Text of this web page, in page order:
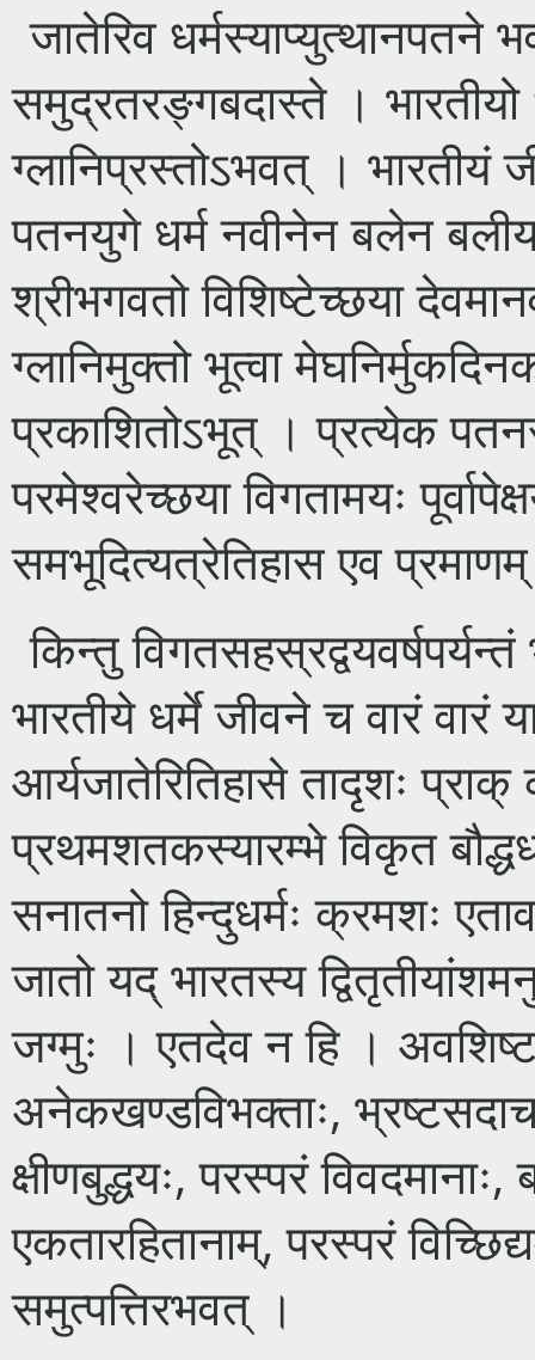
जातेरिव धर्मस्याप्युत्थानपतने
समुद्रतरङ्गबदास्ते । भारतीयो
ग्लानिप्रस्तोऽभवत् । भारतीयं
पतनयुगे धर्म नवीनेन बलेन
श्रीभगवतो विशिष्टेच्छया
ग्लानिमुक्तो भूत्वा
प्रकाशितोऽभूत् । प्रत्येक
परमेश्वरेच्छया विगतामयः
समभूदित्यत्रेतिहास एव
किन्तु
भारतीये धर्मे जीवने च वारं
आर्यजातेरितिहासे तादृशः
प्रथमशतकस्यारम्भे विकृत
सनातनो हिन्दुधर्मः क्रमशः
जातो यद् भारतस्य
जग्मुः । एतदेव न हि ।
अनेकखण्डविभक्ताः,
क्षीणबुद्धयः, परस्परं
एकतारहितानाम्, परस्परं
समुत्पत्तिरभवत् ।